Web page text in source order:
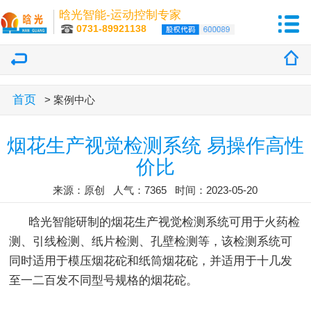
晗光智能-运动控制专家
0731-89921138
首页 > 案例中心
烟花生产视觉检测系统 易操作高性
价比
来源：原创 人气：7365 时间：2023-05-20
晗光智能研制的烟花生产视觉检测系统可用于火药检
测、引线检测、纸片检测、孔壁检测等，该检测系统可
同时适用于模压烟花砣和纸筒烟花砣，并适用于十几发
至一二百发不同型号规格的烟花砣。